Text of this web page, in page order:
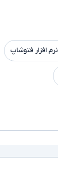
نرم افزار فتوشاپ